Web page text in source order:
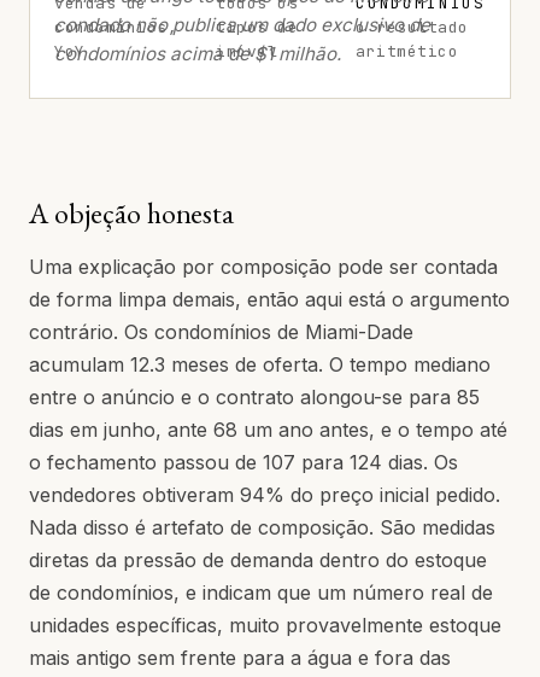
condomínios,
YoY
tipos de
imóvel
o resultado
aritmético
condado não publica um dado exclusivo de
condomínios acima de $1 milhão.
A objeção honesta
Uma explicação por composição pode ser contada
de forma limpa demais, então aqui está o argumento
contrário. Os condomínios de Miami-Dade
acumulam 12.3 meses de oferta. O tempo mediano
entre o anúncio e o contrato alongou-se para 85
dias em junho, ante 68 um ano antes, e o tempo até
o fechamento passou de 107 para 124 dias. Os
vendedores obtiveram 94% do preço inicial pedido.
Nada disso é artefato de composição. São medidas
diretas da pressão de demanda dentro do estoque
de condomínios, e indicam que um número real de
unidades específicas, muito provavelmente estoque
mais antigo sem frente para a água e fora das